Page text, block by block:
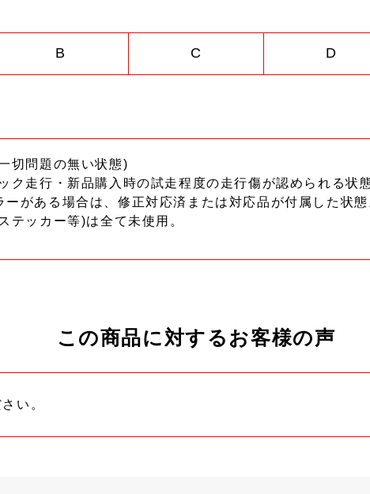
B C D
切問題の無い状態)
ク走行・新品購入時の試走程度の走行傷が認められる状
がある場合は、修正対応済または対応品が付属した状態
テッカー等)は全て未使用。
この商品に対するお客様の声
い。